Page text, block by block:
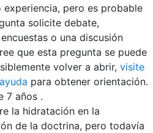
experiencia, pero es probable
solicite debate,
o una discusión
que esta pregunta se puede
volver a abrir, visite
para obtener orientación.
7 años .
la hidratación en la
de la doctrina, pero todavía